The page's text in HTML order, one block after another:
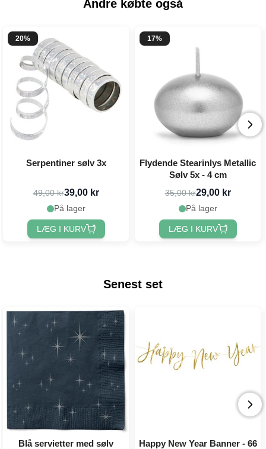
Andre købte også
20%
Serpentiner sølv 3x
49,00 kr39,00 kr
På lager
LÆG I KURV
17%
Flydende Stearinlys Metallic
Sølv 5x - 4 cm
35,00 kr29,00 kr
På lager
LÆG I KURV
Senest set
Blå servietter med sølv
Happy New Year Banner - 66